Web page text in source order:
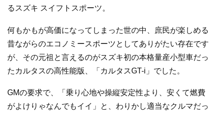
るスズキ スイフトスポーツ。
何もかもが高価になってしまった世の中、庶民が楽しめる
昔ながらのエコノミースポーツとしてありがたい存在です
が、その元祖と言えるのがスズキ初の本格量産小型車だっ
たカルタスの高性能版、「カルタスGT-i」でした。
GMの要求で、「乗り心地や操縦安定性より、安くて燃費
がよけりゃなんでもイイ」と、わりかし適当なクルマだっ